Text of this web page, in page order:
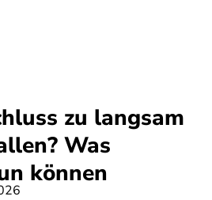
zu langsam
Was
können